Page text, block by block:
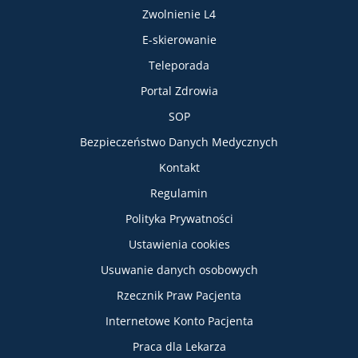
Zwolnienie L4
E-skierowanie
Teleporada
Portal Zdrowia
SOP
Bezpieczeństwo Danych Medycznych
Kontakt
Regulamin
Polityka Prywatności
Ustawienia cookies
Usuwanie danych osobowych
Rzecznik Praw Pacjenta
Internetowe Konto Pacjenta
Praca dla Lekarza